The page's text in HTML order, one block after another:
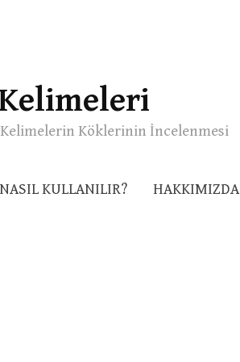
Kelimelerin Köklerinin İncelenmesi
NASIL KULLANILIR? HAKKIMIZDA